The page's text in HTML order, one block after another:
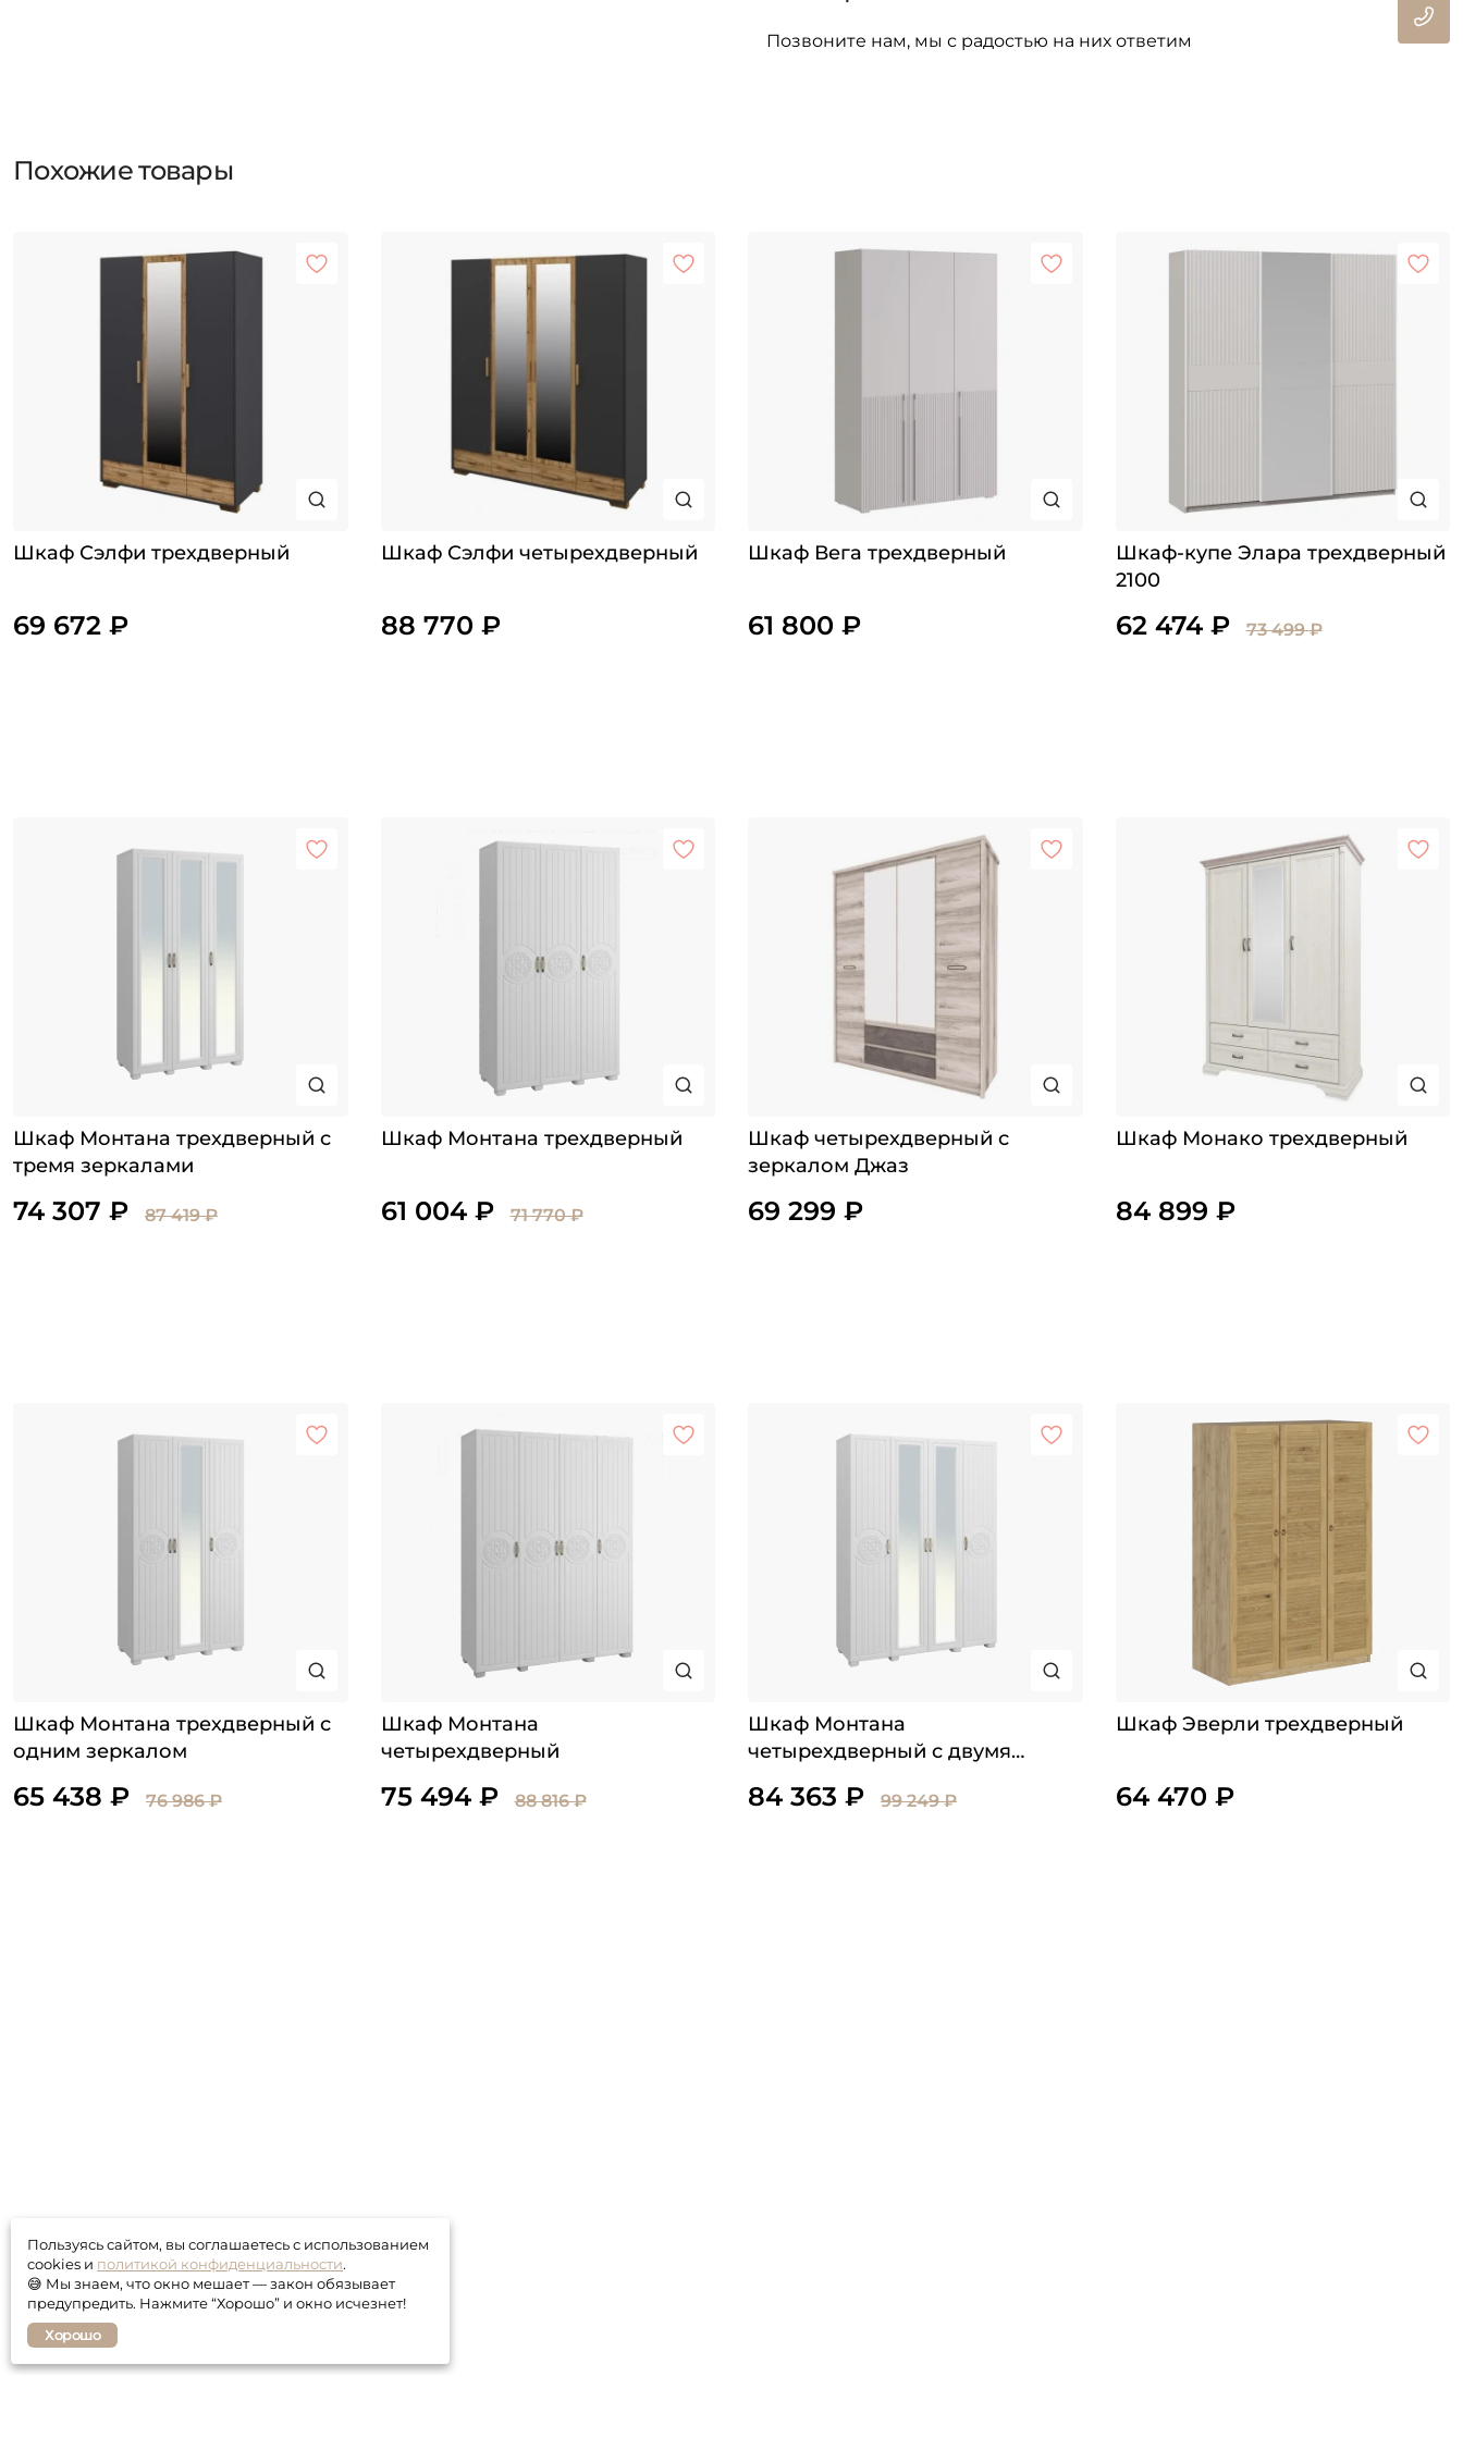
Позвоните нам, мы с радостью на них ответим
Похожие товары
Шкаф Сэлфи трехдверный
69 672 ₽
Шкаф Сэлфи четырехдверный
88 770 ₽
Шкаф Вега трехдверный
61 800 ₽
Шкаф-купе Элара трехдверный
2100
62 474 ₽ 73 499 ₽
Шкаф Монтана трехдверный с
тремя зеркалами
74 307 ₽ 87 419 ₽
Шкаф Монтана трехдверный
61 004 ₽ 71 770 ₽
Шкаф четырехдверный с
зеркалом Джаз
69 299 ₽
Шкаф Монако трехдверный
84 899 ₽
Шкаф Монтана трехдверный с
одним зеркалом
65 438 ₽ 76 986 ₽
Шкаф Монтана
четырехдверный
75 494 ₽ 88 816 ₽
Шкаф Монтана
четырехдверный с двумя
84 363 ₽ 99 249 ₽
Шкаф Эверли трехдверный
64 470 ₽
Пользуясь сайтом, вы соглашаетесь с использованием
cookies и политикой конфиденциальности.
😅 Мы знаем, что окно мешает — закон обязывает
предупредить. Нажмите “Хорошо” и окно исчезнет!
Хорошо